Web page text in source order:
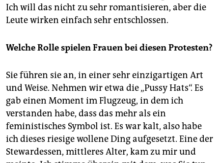
Ich will das nicht zu sehr romantisieren, aber die
Leute wirken einfach sehr entschlossen.
Welche Rolle spielen Frauen bei diesen Protesten?
Sie führen sie an, in einer sehr einzigartigen Art
und Weise. Nehmen wir etwa die „Pussy Hats“. Es
gab einen Moment im Flugzeug, in dem ich
verstanden habe, dass das mehr als ein
feministisches Symbol ist. Es war kalt, also habe
ich dieses riesige wollene Ding aufgesetzt. Eine der
Stewardessen, mittleres Alter, kam zu mir und